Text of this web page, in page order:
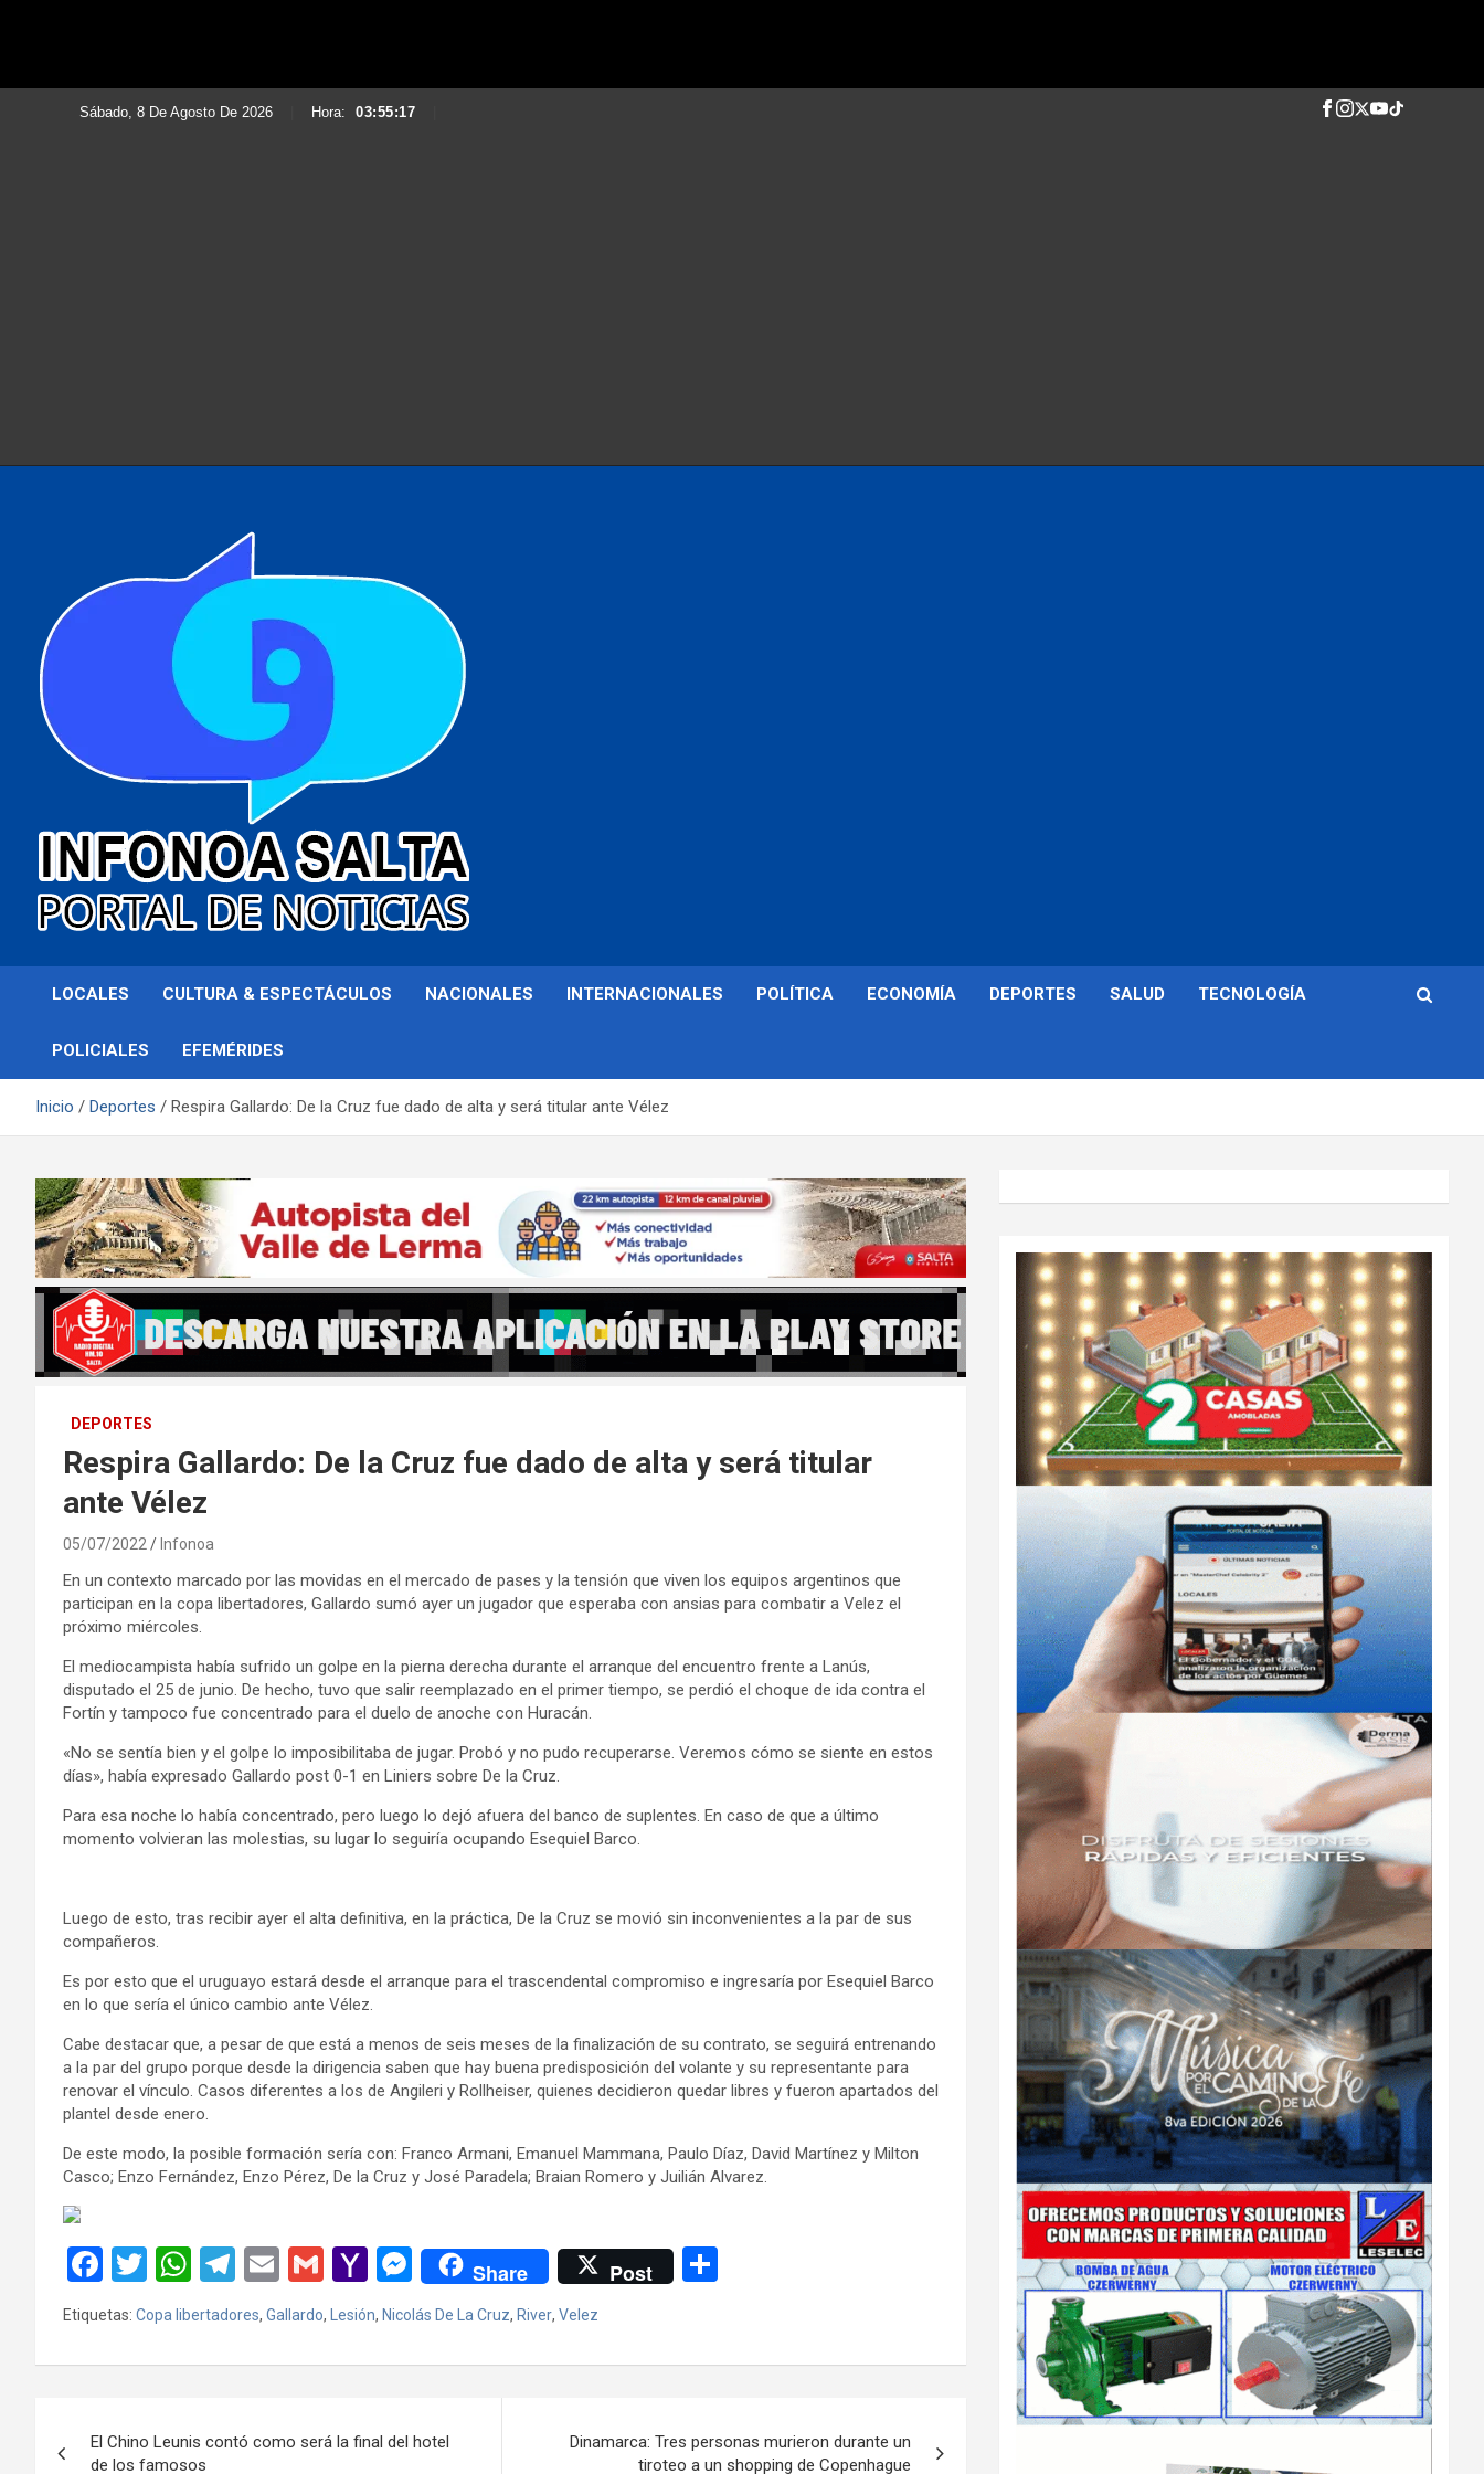
Sábado, 8 De Agosto De 2026 Hora: 03:55:19
Infonoa Salta
LOCALES CULTURA & ESPECTÁCULOS NACIONALES INTERNACIONALES POLÍTICA ECONOMÍA DEPORTES SALUD TECNOLOGÍA
POLICIALES EFEMÉRIDES
Inicio Deportes Respira Gallardo: De la Cruz fue dado de alta y será titular ante Vélez
DEPORTES
Respira Gallardo: De la Cruz fue dado de alta y será titular
ante Vélez
05/07/2022 Infonoa
En un contexto marcado por las movidas en el mercado de pases y la tensión que viven los equipos argentinos que
participan en la copa libertadores, Gallardo sumó ayer un jugador que esperaba con ansias para combatir a Velez el
próximo miércoles.
El mediocampista había sufrido un golpe en la pierna derecha durante el arranque del encuentro frente a Lanús,
disputado el 25 de junio. De hecho, tuvo que salir reemplazado en el primer tiempo, se perdió el choque de ida contra el
Fortín y tampoco fue concentrado para el duelo de anoche con Huracán.
«No se sentía bien y el golpe lo imposibilitaba de jugar. Probó y no pudo recuperarse. Veremos cómo se siente en estos
días», había expresado Gallardo post 0-1 en Liniers sobre De la Cruz.
Para esa noche lo había concentrado, pero luego lo dejó afuera del banco de suplentes. En caso de que a último
momento volvieran las molestias, su lugar lo seguiría ocupando Esequiel Barco.
Luego de esto, tras recibir ayer el alta definitiva, en la práctica, De la Cruz se movió sin inconvenientes a la par de sus
compañeros.
Es por esto que el uruguayo estará desde el arranque para el trascendental compromiso e ingresaría por Esequiel Barco
en lo que sería el único cambio ante Vélez.
Cabe destacar que, a pesar de que está a menos de seis meses de la finalización de su contrato, se seguirá entrenando
a la par del grupo porque desde la dirigencia saben que hay buena predisposición del volante y su representante para
renovar el vínculo. Casos diferentes a los de Angileri y Rollheiser, quienes decidieron quedar libres y fueron apartados del
plantel desde enero.
De este modo, la posible formación sería con: Franco Armani, Emanuel Mammana, Paulo Díaz, David Martínez y Milton
Casco; Enzo Fernández, Enzo Pérez, De la Cruz y José Paradela; Braian Romero y Juilián Alvarez.
F
a
ce
b
o
T
wi
tt
er
W
h
at
s
p
T
e
gr
m
E
m
ail
G
m
ail
Y
a
h
o
M
M
es
se
n
er
Share Post
p
tir
Etiquetas: Copa libertadores, Gallardo, Lesión, Nicolás De La Cruz, River, Velez
de
El Chino Leunis contó como será la final del hotel
de los famosos
Dinamarca: Tres personas murieron durante un
tiroteo a un shopping de Copenhague